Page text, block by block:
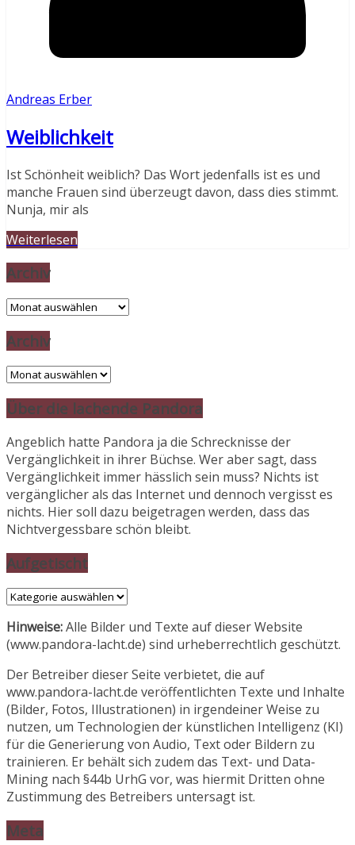
Andreas Erber
Weiblichkeit
Ist Schönheit weiblich? Das Wort jedenfalls ist es und
manche Frauen sind überzeugt davon, dass dies stimmt.
Nunja, mir als
Weiterlesen
Archiv
Archiv
Archiv
Archiv
Über die lachende Pandora
Angeblich hatte Pandora ja die Schrecknisse der
Vergänglichkeit in ihrer Büchse. Wer aber sagt, dass
Vergänglichkeit immer hässlich sein muss? Nichts ist
vergänglicher als das Internet und dennoch vergisst es
nichts. Hier soll dazu beigetragen werden, dass das
Nichtvergessbare schön bleibt.
Aufgetischt
Aufgetischt
Hinweise:Alle Bilder und Texte auf dieser Website
(www.pandora-lacht.de) sind urheberrechtlich geschützt.
Der Betreiber dieser Seite verbietet, die auf
www.pandora-lacht.de veröffentlichten Texte und Inhalte
(Bilder, Fotos, Illustrationen) in irgendeiner Weise zu
nutzen, um Technologien der künstlichen Intelligenz (KI)
für die Generierung von Audio, Text oder Bildern zu
trainieren. Er behält sich zudem das Text- und Data-
Mining nach §44b UrhG vor, was hiermit Dritten ohne
Zustimmung des Betreibers untersagt ist.
Meta